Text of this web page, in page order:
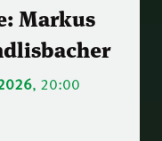
Markus
, 20:00